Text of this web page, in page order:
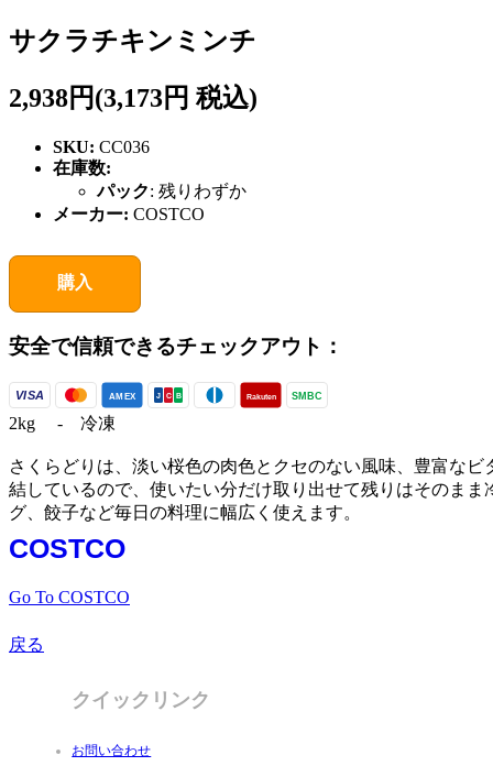
サクラチキンミンチ
2,938円(3,173円 税込)
SKU: CC036
在庫数:
パック: 残りわずか
メーカー: COSTCO
購入
安全で信頼できるチェックアウト：
VISA AMEX J C B Rakuten SMBC
2kg - 冷凍
さくらどりは、淡い桜色の肉色とクセのない風味、豊富な
結しているので、使いたい分だけ取り出せて残りはそのま
グ、餃子など毎日の料理に幅広く使えます。
COSTCO
Go To COSTCO
戻る
クイックリンク
お問い合わせ